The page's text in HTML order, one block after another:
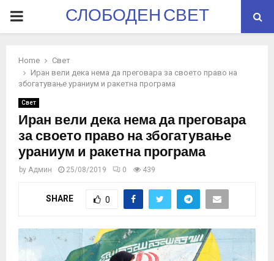
PRIMARYСЛОБОДЕН СВЕТ
Home
Свет
Иран вели дека нема да преговара за своето право на
збогатување ураниум и ракетна програма
Свет
Иран вели дека нема да преговара
за своето право на збогатување
ураниум и ракетна програма
by Админ 25/08/2019 0 439
SHARE 0